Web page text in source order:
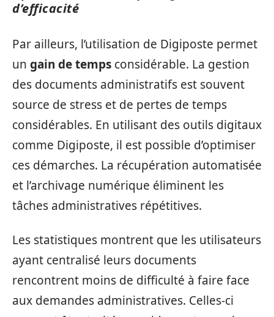
d’efficacité
Par ailleurs, l’utilisation de Digiposte permet
un gain de temps considérable. La gestion
des documents administratifs est souvent
source de stress et de pertes de temps
considérables. En utilisant des outils digitaux
comme Digiposte, il est possible d’optimiser
ces démarches. La récupération automatisée
et l’archivage numérique éliminent les
tâches administratives répétitives.
Les statistiques montrent que les utilisateurs
ayant centralisé leurs documents
rencontrent moins de difficulté à faire face
aux demandes administratives. Celles-ci